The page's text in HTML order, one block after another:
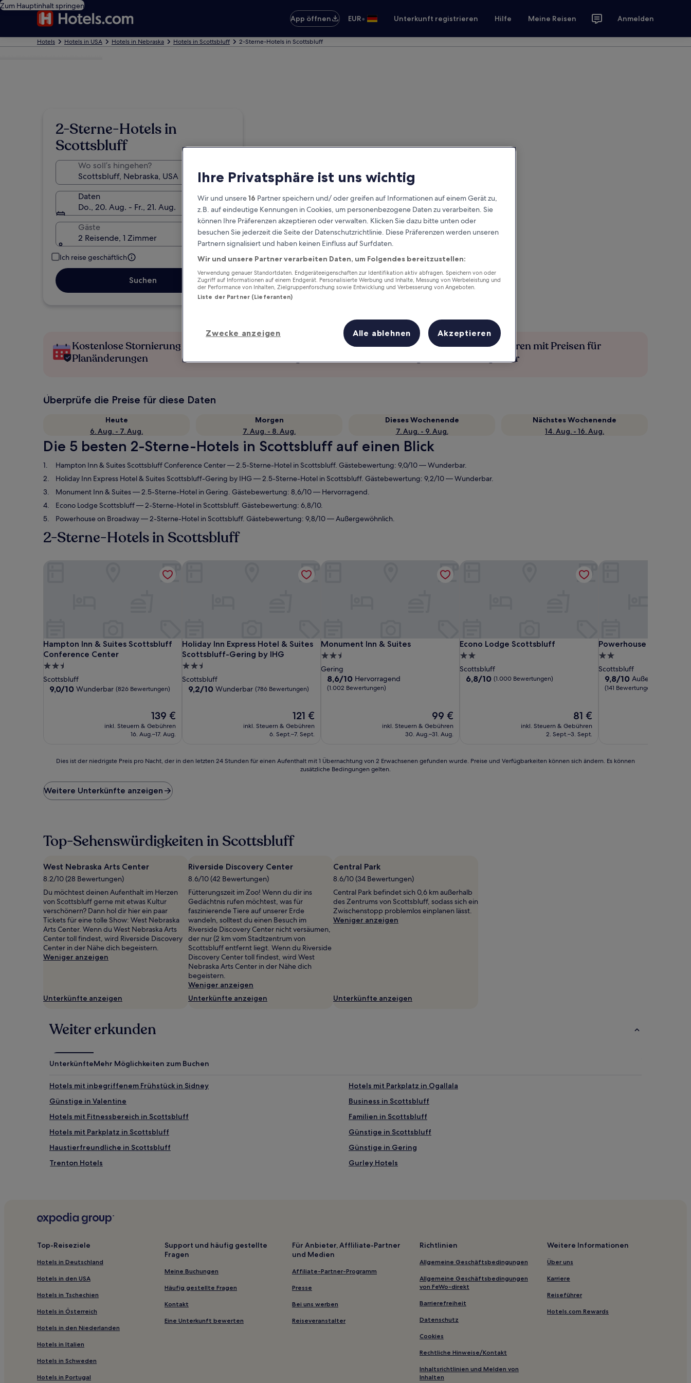
Zum Hauptinhalt springen
App öffnen
EUR• Unterkunft registrieren Hilfe Meine Reisen Anmelden
Hotels Hotels in USA Hotels in Nebraska Hotels in Scottsbluff 2-Sterne-Hotels in Scottsbluff
2-Sterne-Hotels in
Scottsbluff
Wo soll’s hingehen?
Daten
Do., 20. Aug. - Fr., 21. Aug.
Gäste
2 Reisende, 1 Zimmer
Ich reise geschäftlich
Suchen
Kostenlose Stornierung bei
Planänderungen
Verdiene Prämien für jede
wahrgenommene Übernachtung
Mehr sparen mit Preisen für
Mitglieder
Überprüfe die Preise für diese Daten
Heute
6. Aug. - 7. Aug.
Morgen
7. Aug. - 8. Aug.
Dieses Wochenende
7. Aug. - 9. Aug.
Nächstes Wochenende
14. Aug. - 16. Aug.
Die 5 besten 2-Sterne-Hotels in Scottsbluff auf einen Blick
Hampton Inn & Suites Scottsbluff Conference Center— 2.5-Sterne-Hotel in Scottsbluff. Gästebewertung: 9,0/10 — Wunderbar.
Holiday Inn Express Hotel & Suites Scottsbluff-Gering by IHG— 2.5-Sterne-Hotel in Scottsbluff. Gästebewertung: 9,2/10 — Wunderbar.
Monument Inn & Suites— 2.5-Sterne-Hotel in Gering. Gästebewertung: 8,6/10 — Hervorragend.
Econo Lodge Scottsbluff— 2-Sterne-Hotel in Scottsbluff. Gästebewertung: 6,8/10.
Powerhouse on Broadway— 2-Sterne-Hotel in Scottsbluff. Gästebewertung: 9,8/10 — Außergewöhnlich.
2-Sterne-Hotels in Scottsbluff
Hampton Inn & Suites Scottsbluff
Conference Center
Hampton Inn & Suites Scottsbluff Conference Center
2.5-
Sterne-
Unterkunft
Scottsbluff
9.0
9,0/10 Wunderbar (826 Bewertungen)
Der
Preis
beträgt
139 €
inkl. Steuern & Gebühren
16. Aug.–17. Aug.
Hampton Inn & Suites Scottsbluff Conference Center
Holiday Inn Express Hotel & Suites
Scottsbluff-Gering by IHG
Holiday Inn Express Hotel & Suites Scottsbluff-Gering by IHG
2.5-
Sterne-
Unterkunft
Scottsbluff
9.2
9,2/10 Wunderbar (786 Bewertungen)
Der
Preis
beträgt
121 €
inkl. Steuern & Gebühren
6. Sept.–7. Sept.
Holiday Inn Express Hotel & Suites Scottsbluff-Gering by IHG
Monument Inn & Suites
Monument Inn & Suites
2.5-
Sterne-
Unterkunft
Gering
8.6
von
8,6/10 Hervorragend
(1.002 Bewertungen)
Der
Preis
beträgt
99 €
inkl. Steuern & Gebühren
30. Aug.–31. Aug.
Econo Lodge Scottsbluff
Econo Lodge Scottsbluff
2.0-
Sterne-
Unterkunft
Scottsbluff
6.8
6,8/10 (1.000 Bewertungen)
Der
Preis
beträgt
81 €
inkl. Steuern & Gebühren
2. Sept.–3. Sept.
Powerhouse on
Powerhouse on
2.0-
Sterne-
Unterkunft
Scottsbluff
9.8
von
9,8/10 Außergewöhnlich
(141 Bewertungen)
der
niedrigste
Preis
in
den
24 Stunden
für
einen
Aufenthalt
mit
1 Übernachtung
von
2 Erwachsenen
gefunden
wurde.
Preise
ändern.
zusätzliche
Dies ist der niedrigste Preis pro Nacht, der in den letzten 24 Stunden für einen Aufenthalt mit 1 Übernachtung von 2 Erwachsenen gefunden wurde. Preise und Verfügbarkeiten können sich ändern. Es können
zusätzliche Bedingungen gelten.
Weitere Unterkünfte anzeigen
Top-Sehenswürdigkeiten in Scottsbluff
West Nebraska Arts Center
8.2/10 (28 Bewertungen)
Du möchtest deinen Aufenthalt im Herzen
von Scottsbluff gerne mit etwas Kultur
verschönern? Dann hol dir hier ein paar
Tickets für eine tolle Show: West Nebraska
Arts Center. Wenn du West Nebraska Arts
Center toll findest, wird Riverside Discovery
Center in der Nähe dich begeistern.
Weniger anzeigen
Unterkünfte anzeigen
Riverside Discovery Center
8.6/10 (42 Bewertungen)
Fütterungszeit im Zoo! Wenn du dir ins
Gedächtnis rufen möchtest, was für
faszinierende Tiere auf unserer Erde
wandeln, solltest du einen Besuch im
Riverside Discovery Center nicht versäumen,
der nur (2 km vom Stadtzentrum von
Scottsbluff entfernt liegt. Wenn du Riverside
Discovery Center toll findest, wird West
Nebraska Arts Center in der Nähe dich
begeistern.
Weniger anzeigen
Unterkünfte anzeigen
Central Park
8.6/10 (34 Bewertungen)
Central Park befindet sich 0,6 km außerhalb
des Zentrums von Scottsbluff, sodass sich ein
Zwischenstopp problemlos einplanen lässt.
Weniger anzeigen
Unterkünfte anzeigen
Weiter erkunden
UnterkünfteMehr Möglichkeiten zum Buchen
Hotels mit inbegriffenem Frühstück in Sidney
Hotels mit Parkplatz in Ogallala
Günstige in Valentine
Business in Scottsbluff
Hotels mit Fitnessbereich in Scottsbluff
Familien in Scottsbluff
Hotels mit Parkplatz in Scottsbluff
Günstige in Scottsbluff
Haustierfreundliche in Scottsbluff
Günstige in Gering
Trenton Hotels
Gurley Hotels
Hotels nahe Sallows Military Museum
Hotels nahe Ash Hollow State Historical Park
Hotels nahe Central Park
Hotels nahe Union Pacific Railroad Bailey Yard
Hotels nahe Fort Cody Trading Post
Hotels nahe Buffalo Bill Ranch State Historical Park
Lincoln County: Hotels
Madrid Hotels
Sutherland Hotels
Hotels nahe Petrified Wood Gallery
Top-Reiseziele
Hotels in Deutschland
Hotels in den USA
Hotels in Tschechien
Hotels in Österreich
Hotels in den Niederlanden
Hotels in Italien
Hotels in Schweden
Hotels in Portugal
Support und häufig gestellte
Fragen
Meine Buchungen
Häufig gestellte Fragen
Kontakt
Eine Unterkunft bewerten
Für Anbieter, Affliliate-Partner
und Medien
Affiliate-Partner-Programm
Presse
Bei uns werben
Reiseveranstalter
Richtlinien
Allgemeine Geschäftsbedingungen
Allgemeine Geschäftsbedingungen
von FeWo-direkt
Barrierefreiheit
Datenschutz
Cookies
Rechtliche Hinweise/Kontakt
Inhaltsrichtlinien und Melden von
Inhalten
Weitere Informationen
Über uns
Karriere
Reiseführer
Hotels.com Rewards
Ihre Privatsphäre ist uns wichtig
Wir und unsere16 Partner speichern und/ oder greifen auf Informationen auf einem Gerät zu,
z.B. auf eindeutige Kennungen in Cookies, um personenbezogene Daten zu verarbeiten. Sie
können Ihre Präferenzen akzeptieren oder verwalten. Klicken Sie dazu bitte unten oder
besuchen Sie jederzeit die Seite der Datenschutzrichtlinie. Diese Präferenzen werden unseren
Partnern signalisiert und haben keinen Einfluss auf Surfdaten.
Wir und unsere Partner verarbeiten Daten, um Folgendes bereitzustellen:
Verwendung genauer Standortdaten. Endgeräteeigenschaften zur Identifikation aktiv abfragen. Speichern von oder
Zugriff auf Informationen auf einem Endgerät. Personalisierte Werbung und Inhalte, Messung von Werbeleistung und
der Performance von Inhalten, Zielgruppenforschung sowie Entwicklung und Verbesserung von Angeboten.
Liste der Partner (Lieferanten)
Zwecke anzeigen Alle ablehnen Akzeptieren